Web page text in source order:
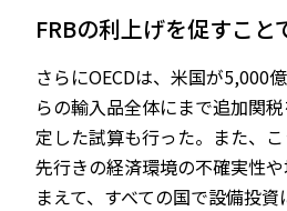
FRBの利上げを促すこ
さらにOECDは、米国が5,000
らの輸入品全体にまで追加関
定した試算も行った。また、
先行きの経済環境の不確実性
まえて、すべての国で設備投